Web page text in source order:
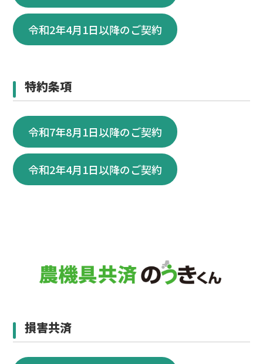
令和2年4月1日以降のご契約
特約条項
令和7年8月1日以降のご契約
令和2年4月1日以降のご契約
損害共済